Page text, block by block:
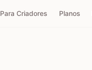
Para Criadores Planos